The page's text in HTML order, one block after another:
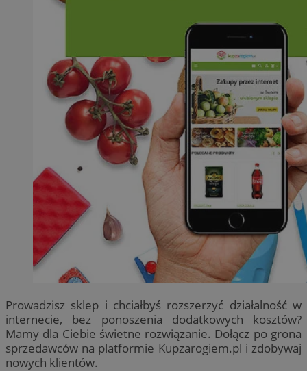
Prowadzisz sklep i chciałbyś rozszerzyć działalność w
internecie, bez ponoszenia dodatkowych kosztów?
Mamy dla Ciebie świetne rozwiązanie. Dołącz po grona
sprzedawców na platformie Kupzarogiem.pl i zdobywaj
nowych klientów.